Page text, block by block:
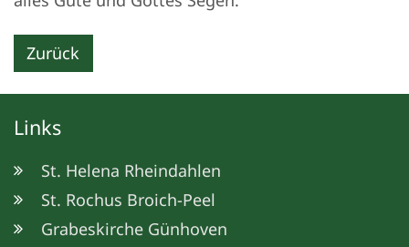
Zurück
Links
St. Helena Rheindahlen
St. Rochus Broich-Peel
Grabeskirche Günhoven